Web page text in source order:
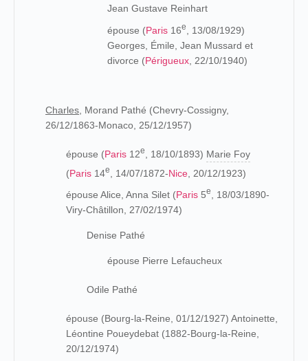
Jean Gustave Reinhart
épouse (Paris 16e
, 13/08/1929)
Georges, Émile, Jean Mussard et
divorce (Périgueux , 22/10/1940)
Charles, Morand Pathé (Chevry-Cossigny,
26/12/1863-Monaco, 25/12/1957)
épouse (Paris 12e , 18/10/1893) Marie Foy
(Paris 14e , 14/07/1872-Nice , 20/12/1923)
épouse Alice, Anna Silet (Paris 5e
, 18/03/1890-
Viry-Châtillon, 27/02/1974)
Denise Pathé
épouse Pierre Lefaucheux
Odile Pathé
épouse (Bourg-la-Reine, 01/12/1927) Antoinette,
Léontine Poueydebat (1882-Bourg-la-Reine,
20/12/1974)